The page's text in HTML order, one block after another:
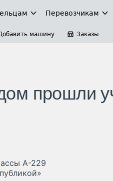
Перевозчикам
машину Заказы
прошли
А-229